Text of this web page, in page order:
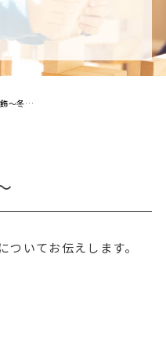
12月室内装飾～冬至～
いてお伝えします。